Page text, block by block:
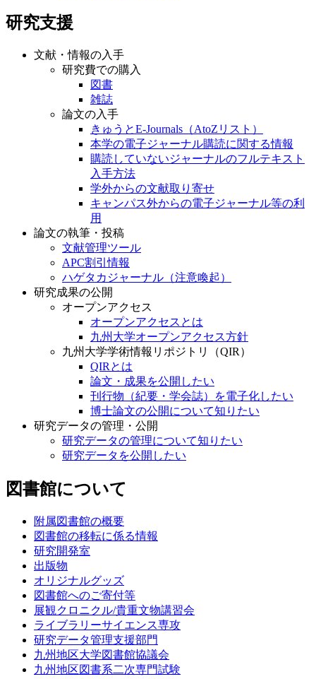
研究支援
文献・情報の入手
研究費での購入
図書
雑誌
論文の入手
きゅうとE-Journals（AtoZリスト）
本学の電子ジャーナル購読に関する情報
購読していないジャーナルのフルテキスト
入手方法
学外からの文献取り寄せ
キャンパス外からの電子ジャーナル等の利
用
論文の執筆・投稿
文献管理ツール
APC割引情報
ハゲタカジャーナル（注意喚起）
研究成果の公開
オープンアクセス
オープンアクセスとは
九州大学オープンアクセス方針
九州大学学術情報リポジトリ（QIR）
QIRとは
論文・成果を公開したい
刊行物（紀要・学会誌）を電子化したい
博士論文の公開について知りたい
研究データの管理・公開
研究データの管理について知りたい
研究データを公開したい
図書館について
附属図書館の概要
図書館の移転に係る情報
研究開発室
出版物
オリジナルグッズ
図書館へのご寄付等
展観クロニクル/貴重文物講習会
ライブラリーサイエンス専攻
研究データ管理支援部門
九州地区大学図書館協議会
九州地区図書系二次専門試験